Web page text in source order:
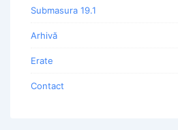
Submasura 19.1
Arhivă
Erate
Contact